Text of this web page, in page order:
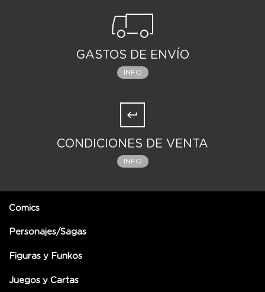
GASTOS DE ENVÍO
INFO
CONDICIONES DE VENTA
INFO
Comics
Personajes/Sagas
Figuras y Funkos
Juegos y Cartas